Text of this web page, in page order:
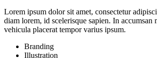
Lorem ipsum dolor sit amet, consectetur
diam lorem, id scelerisque sapien. In accumsan
vehicula placerat tempor varius ipsum.
Branding
Illustration